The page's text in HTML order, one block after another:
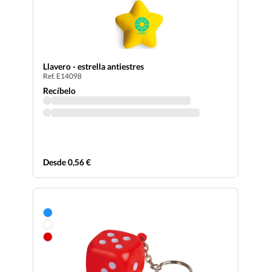
Llavero - estrella antiestres
Ref. E14098
Recíbelo
Desde 0,56 €